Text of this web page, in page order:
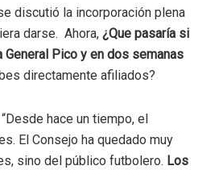
discutió la incorporación plena
darse. Ahora, ¿Que pasaría si
Pico y en dos semanas
directamente afiliados?
hace un tiempo, el
El Consejo ha quedado muy
sino del público futbolero. Los